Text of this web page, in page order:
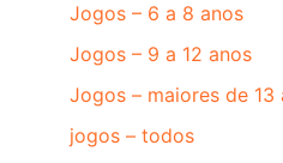
Jogos – 6 a 8 anos
Jogos – 9 a 12 anos
Jogos – maiores de 13
jogos – todos